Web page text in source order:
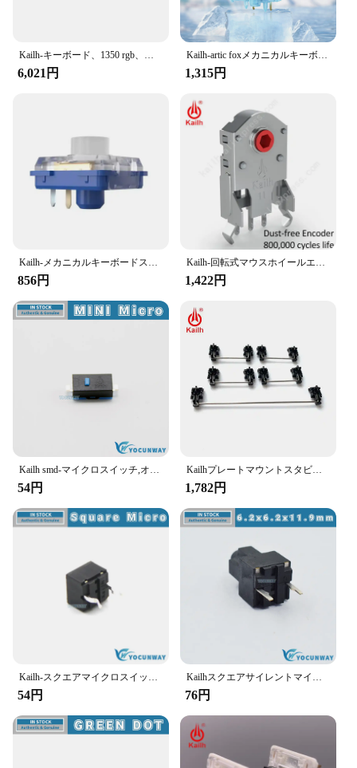
**Ease of Installation and Compatibility**
Installing the Kailh Socket is a breeze, thanks to the
included screws that allow for a secure fit. Its
universal design makes it compatible with a wide
range of keyboard models, ensuring that you can
of the socket complements any keyboard style,
adding a touch of elegance to your setup. Whether
you're looking to replace a worn-out socket or
upgrade your keyboard's performance, the Kailh
Socket is the perfect solution.
**Optimized for Keyboard Enthusiasts**
For those who demand the best from their
keyboards, the Kailh Socket is an indispensable
accessory. It is designed to enhance the
responsiveness and tactile feedback of your keys,
providing a more satisfying typing experience.
aficionado, the Kailh Socket is a must-have for
anyone looking to elevate their keyboard game.
With its robust construction and compatibility with
a variety of keyboards, this socket is a testament to
the quality and craftsmanship that Kailh is known
Kailh-キーボード、1350 rgb、赤、プロ、淡い青、ピンク、ロービン、シルバー、ブラウン、ホワイト、イエロー、オレンジ用のロープロファイルクロックスイッチ
6,021円
Kailh-artic foxメカニカルキーボードスイッチ、ライトガイド付きクリッキースイッチ、rgb、smd、5ピン
1,315円
Kailh-メカニカルキーボードスイッチキット,深海,サイレント,ロープロファイル,触覚,線形,DIY, 1353ヒットボックス
856円
Kailh-回転式マウスホイールエンコーダ,7/8/9/10/1.74mm,800,000mmの穴,pc用の力20〜40g,alpsエンコーダー,ライフサイクル
1,422円
Kailh smd-マイクロスイッチ,オリジナル,新しい,本物の青いドット,どこでも,m905,g903,g900,g502,gwサイドキー
54円
Kailhプレートマウントスタビライザーブラックケース1350チョコレートスイッチメカニカルキーボード2u6.25u
1,782円
54円 76円